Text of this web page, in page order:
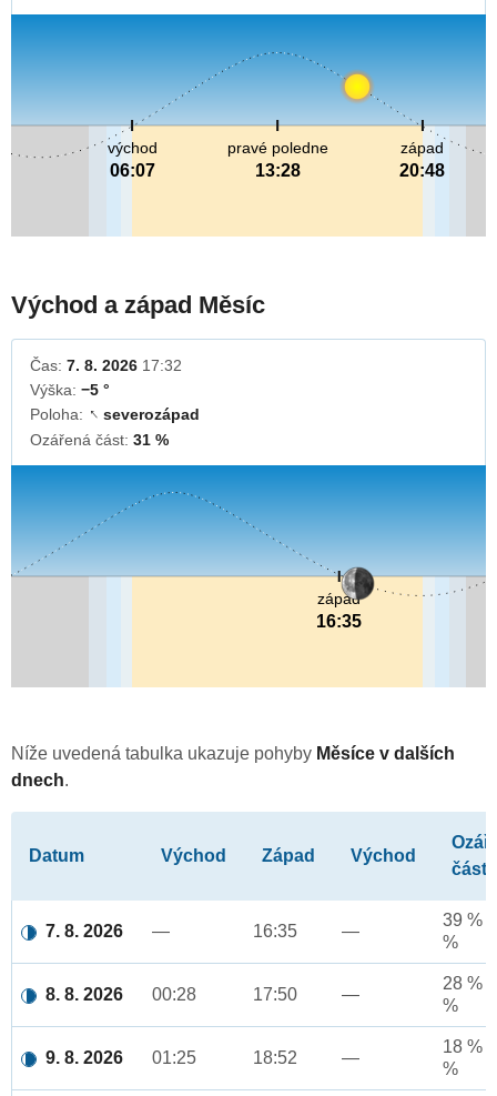
pravé poledne
13:28
východ
06:07
západ
20:48
Východ a západ Měsíc
Čas: 7. 8. 2026 17:32
Výška: −5 °
Poloha: ↓severozápad
Ozářená část: 31 %
západ
16:35
Níže uvedená tabulka ukazuje pohyby Měsíce v dalších
dnech.
Datum Východ Západ Východ
část
7. 8. 2026 — 16:35 —
39 %
%
8. 8. 2026 00:28 17:50 —
28 %
%
9. 8. 2026 01:25 18:52 —
18 %
%